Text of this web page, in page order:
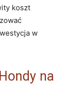
koszt
w
na